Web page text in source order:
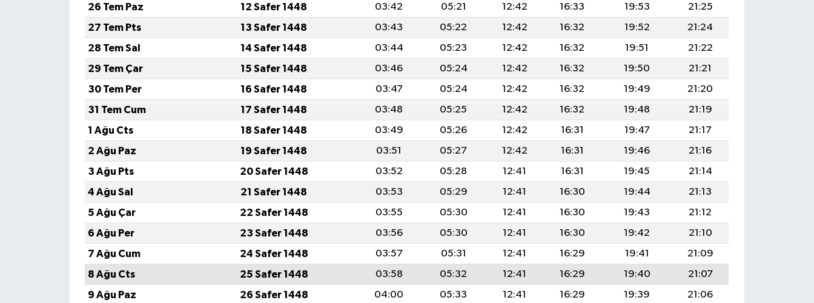
26 Tem Paz
12 Safer 1448 03:42 05:21 12:42 16:33 19:53
21:25
27 Tem Pts
13 Safer 1448 03:43 05:22 12:42 16:32 19:52
21:24
28 Tem Sal
14 Safer 1448 03:44 05:23 12:42 16:32 19:51
21:22
29 Tem Çar
15 Safer 1448 03:46 05:24 12:42 16:32 19:50
21:21
30 Tem Per
16 Safer 1448 03:47 05:24 12:42 16:32 19:49
21:20
31 Tem Cum
17 Safer 1448 03:48 05:25 12:42 16:32 19:48
21:19
1 Ağu Cts
18 Safer 1448 03:49 05:26 12:42 16:31 19:47
21:17
2 Ağu Paz
19 Safer 1448 03:51 05:27 12:42 16:31 19:46
21:16
3 Ağu Pts
20 Safer 1448 03:52 05:28 12:41 16:31 19:45
21:14
4 Ağu Sal
21 Safer 1448 03:53 05:29 12:41 16:30 19:44
21:13
5 Ağu Çar
22 Safer 1448 03:55 05:30 12:41 16:30 19:43
21:12
6 Ağu Per
23 Safer 1448 03:56 05:30 12:41 16:30 19:42
21:10
7 Ağu Cum
24 Safer 1448 03:57 05:31 12:41 16:29 19:41
21:09
8 Ağu Cts
25 Safer 1448 03:58 05:32 12:41 16:29 19:40
21:07
9 Ağu Paz
26 Safer 1448 04:00 05:33 12:41 16:29 19:39
21:06